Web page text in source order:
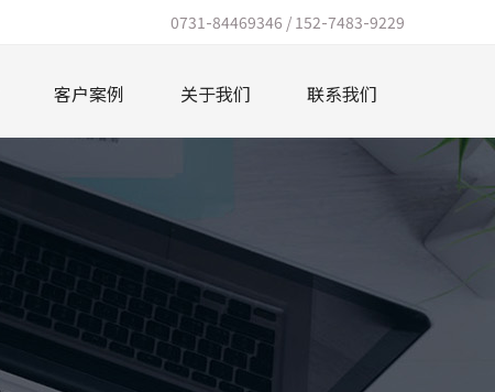
0731-84469346 / 152-7483-9229
客户案例 关于我们 联系我们